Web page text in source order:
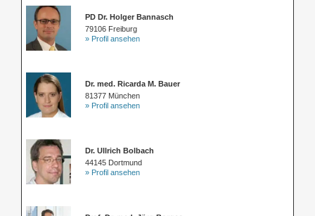
PD Dr. Holger Bannasch
79106 Freiburg
» Profil ansehen
Dr. med. Ricarda M. Bauer
81377 München
» Profil ansehen
Dr. Ullrich Bolbach
44145 Dortmund
» Profil ansehen